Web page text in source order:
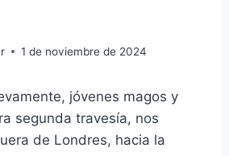
1 de noviembre de 2024
jóvenes magos y
segunda travesía, nos
de Londres, hacia la